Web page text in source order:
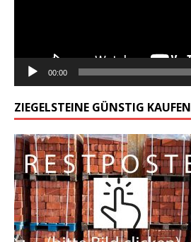
00:00
ZIEGELSTEINE GÜNSTIG KAUFEN